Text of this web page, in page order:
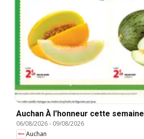
Auchan À l'honneur cette semaine
06/08/2026- 09/08/2026
Auchan